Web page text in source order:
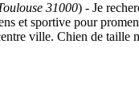
31000) - Je
et sportive pour
ville. Chien de taille